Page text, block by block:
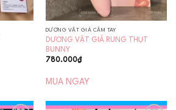
DƯƠNG VẬT GIẢ CẦM TAY
DƯƠNG VẬT GIẢ RUNG THỤT
BUNNY
780.000₫
MUA NGAY